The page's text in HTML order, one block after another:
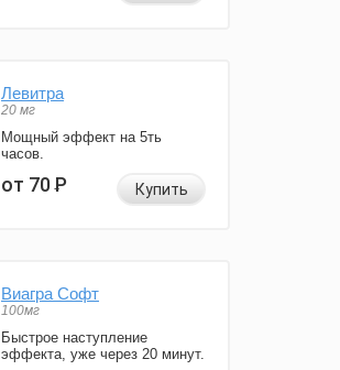
Левитра
20 мг
Мощный эффект на 5ть
часов.
от 70Р Купить
Виагра Софт
100мг
Быстрое наступление
эффекта, уже через 20 минут.